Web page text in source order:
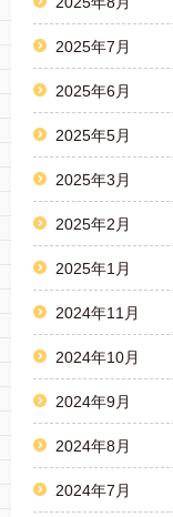
2025年7月
2025年6月
2025年5月
2025年3月
2025年2月
2025年1月
2024年11月
2024年10月
2024年9月
2024年8月
2024年7月